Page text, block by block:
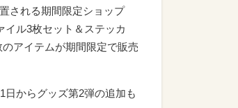
される期間限定ショップ
イル3枚セット＆ステッカ
アイテムが期間限定で販売
日からグッズ第2弾の追加も